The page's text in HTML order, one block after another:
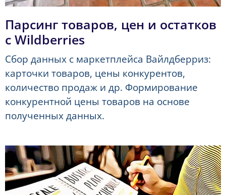
Парсинг товаров, цен и остатков
с Wildberries
Сбор данных с маркетплейса Вайлдберриз:
карточки товаров, цены конкурентов,
количество продаж и др. Формирование
конкурентной цены товаров на основе
полученных данных.